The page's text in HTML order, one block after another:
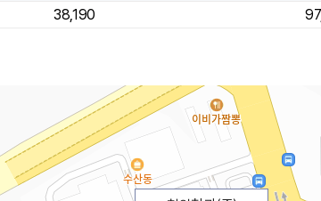
38,190